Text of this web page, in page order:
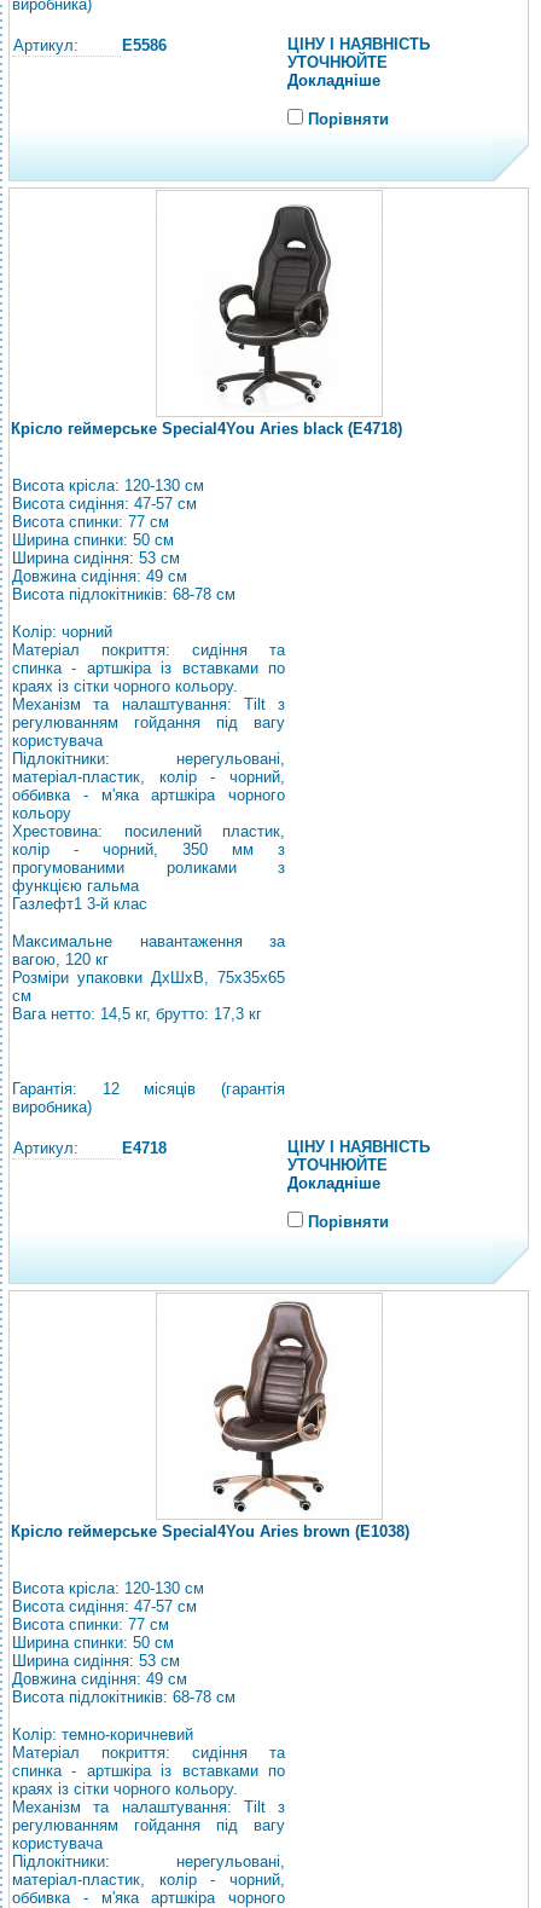
виробника)
Артикул: E5586
ЦІНУ І НАЯВНІСТЬ
УТОЧНЮЙТЕ
Докладніше
Порівняти
Крісло геймерське Special4You Aries black (E4718)
Висота крісла: 120-130 см
Висота сидіння: 47-57 см
Висота спинки: 77 см
Ширина спинки: 50 см
Ширина сидіння: 53 см
Довжина сидіння: 49 см
Висота підлокітників: 68-78 см
Колір: чорний
Матеріал покриття: сидіння та
спинка - артшкіра із вставками по
краях із сітки чорного кольору.
Механізм та налаштування: Tilt з
регулюванням гойдання під вагу
користувача
Підлокітники: нерегульовані,
матеріал-пластик, колір - чорний,
оббивка - м'яка артшкіра чорного
кольору
Хрестовина: посилений пластик,
колір - чорний, 350 мм з
прогумованими роликами з
функцією гальма
Газлефт1 3-й клас
Максимальне навантаження за
вагою, 120 кг
Розміри упаковки ДхШхВ, 75х35х65
см
Вага нетто: 14,5 кг, брутто: 17,3 кг
Гарантія: 12 місяців (гарантія
виробника)
Артикул: E4718
ЦІНУ І НАЯВНІСТЬ
УТОЧНЮЙТЕ
Докладніше
Порівняти
Крісло геймерське Special4You Aries brown (E1038)
Висота крісла: 120-130 см
Висота сидіння: 47-57 см
Висота спинки: 77 см
Ширина спинки: 50 см
Ширина сидіння: 53 см
Довжина сидіння: 49 см
Висота підлокітників: 68-78 см
Колір: темно-коричневий
Матеріал покриття: сидіння та
спинка - артшкіра із вставками по
краях із сітки чорного кольору.
Механізм та налаштування: Tilt з
регулюванням гойдання під вагу
користувача
Підлокітники: нерегульовані,
матеріал-пластик, колір - чорний,
оббивка - м'яка артшкіра чорного